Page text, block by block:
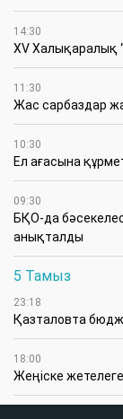
14:30
XV Халықаралық
11:30
Жас сарбаздар
10:30
Ел ағасына
09:30
БҚО-да
анықталды
5 Тамыз
23:18
Қазталовта
18:00
Жеңіске